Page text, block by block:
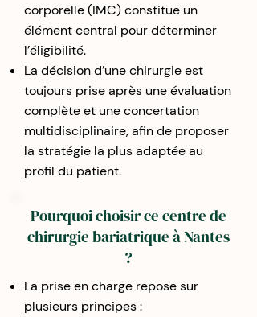
corporelle (IMC) constitue un
élément central pour déterminer
l’éligibilité.
La décision d’une chirurgie est
toujours prise après une évaluation
complète et une concertation
multidisciplinaire, afin de proposer
la stratégie la plus adaptée au
profil du patient.
Pourquoi choisir ce centre de
chirurgie bariatrique à Nantes
?
La prise en charge repose sur
plusieurs principes :